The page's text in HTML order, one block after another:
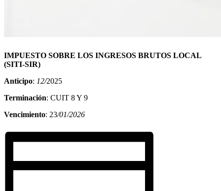
IMPUESTO SOBRE LOS INGRESOS BRUTOS LOCAL
(SITI-SIR)
Anticipo: 12/2025
Terminación: CUIT 8 Y 9
Vencimiento: 23/01/2026